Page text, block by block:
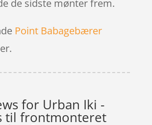
de sidste mønter frem.
Point Babagebærer
for Urban Iki -
til frontmonteret